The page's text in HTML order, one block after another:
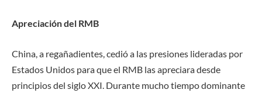
Apreciación del RMB
China, a regañadientes, cedió a las presiones lideradas por
Estados Unidos para que el RMB las apreciara desde
principios del siglo XXI. Durante mucho tiempo dominante